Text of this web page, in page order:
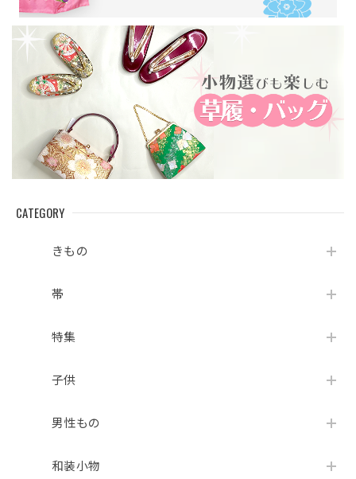
CATEGORY
きもの
帯
特集
子供
男性もの
和装小物